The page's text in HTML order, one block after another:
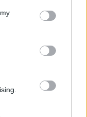
земја или
сепак дека
редакцијата
е најдобриот
денови